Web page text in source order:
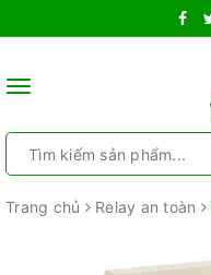
Toggle
Trang chủ Relay an toàn